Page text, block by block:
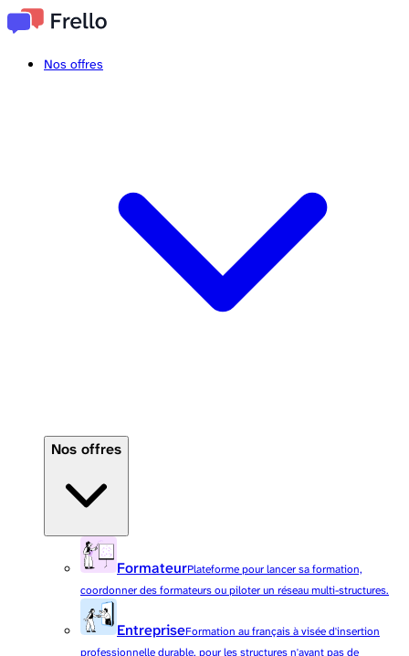
Nos offres
Nos offres
FormateurPlateforme pour lancer sa formation,
coordonner des formateurs ou piloter un réseau multi-structures.
EntrepriseFormation au français à visée d'insertion
professionnelle durable, pour les structures n'ayant pas de